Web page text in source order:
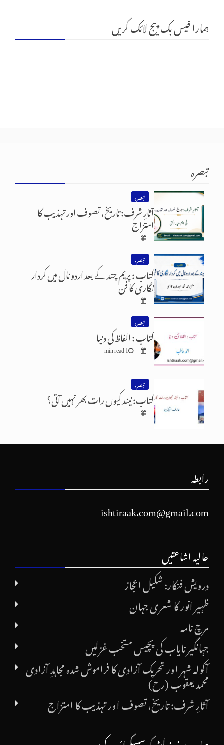
ہمارا فیس بک پیج لائک کریں
تبصرہ
تبصرہ
آثارِ شرف: تاریخ، تصوف اور تہذیب کا
امتزاج
تبصرہ
کتاب : پریم چند کے بعد اردو نال میں کردار
نگاری کا فن
تبصرہ
کتاب : الفاظ کی دنیا
1 min read
تبصرہ
کتاب: نیند کیوں رات بھر نہیں آتی؟
رابطہ
ishtiraak.com@gmail.com
حالیہ اشاعتیں
درویش فنکار: شکیل اعجاز
ظہیر انور کا شعری جہان
مرچ نامہ
جہانگیر نایاب کی پچیس متخب غزلیں
آکولہ شہر اور تحریک آزادی کا فراموش شدہ مجاہدِ آزادی
محمد یعقوب (رح)
آثارِ شرف: تاریخ، تصوف اور تہذیب کا امتزاج